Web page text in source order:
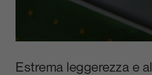
Estrema leggerezza e al